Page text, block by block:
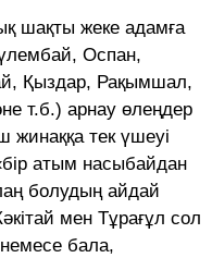
шақты жеке адамға
Оспан,
Қыздар, Рақымшал,
т.б.) арнау өлеңдер
тек үшеуі
атым насыбайдан
болудың айдай
мен Тұрағұл сол
бала,